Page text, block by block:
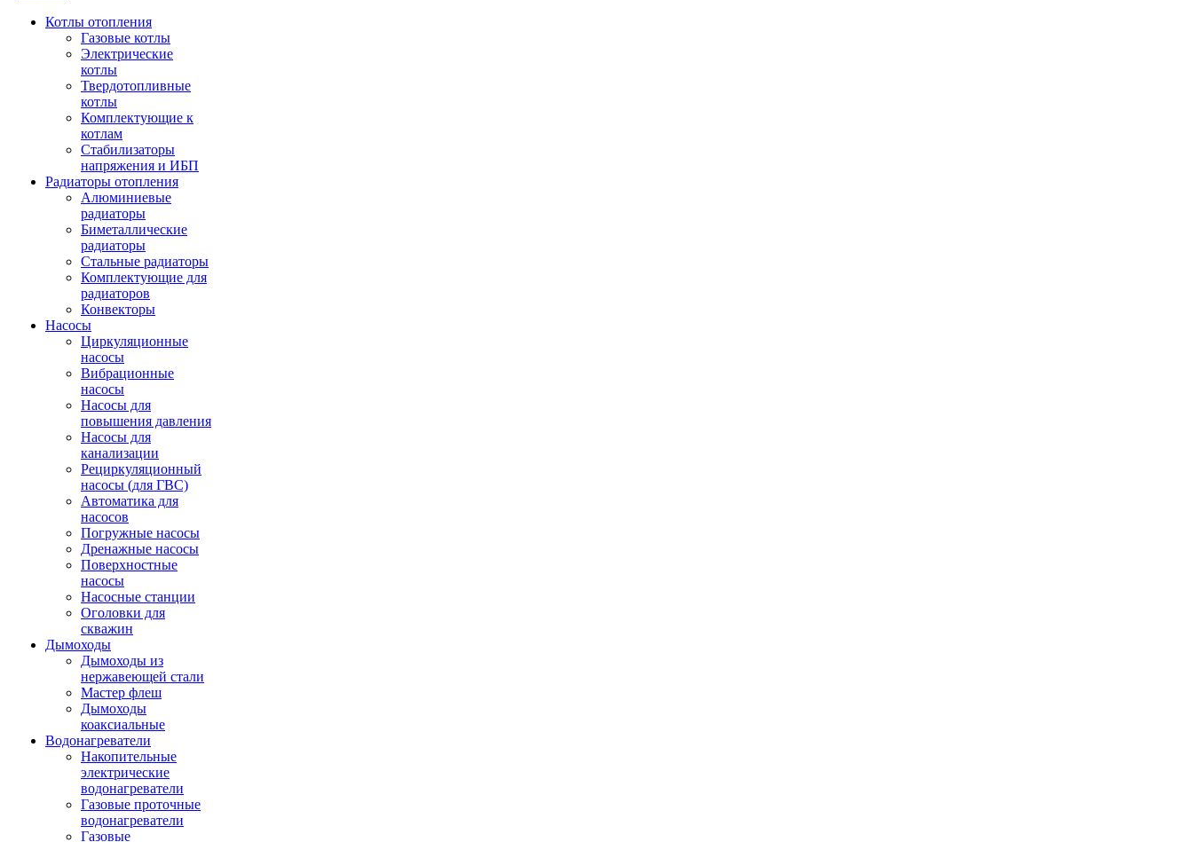
Котлы отопления
Газовые котлы
Электрические
котлы
Твердотопливные
котлы
Комплектующие к
котлам
Стабилизаторы
напряжения и ИБП
Радиаторы отопления
Алюминиевые
радиаторы
Биметаллические
радиаторы
Стальные радиаторы
Комплектующие для
радиаторов
Конвекторы
Насосы
Циркуляционные
насосы
Вибрационные
насосы
Насосы для
повышения давления
Насосы для
канализации
Рециркуляционный
насосы (для ГВС)
Автоматика для
насосов
Погружные насосы
Дренажные насосы
Поверхностные
насосы
Насосные станции
Оголовки для
скважин
Дымоходы
Дымоходы из
нержавеющей стали
Мастер флеш
Дымоходы
коаксиальные
Водонагреватели
Накопительные
электрические
водонагреватели
Газовые проточные
водонагреватели
Газовые